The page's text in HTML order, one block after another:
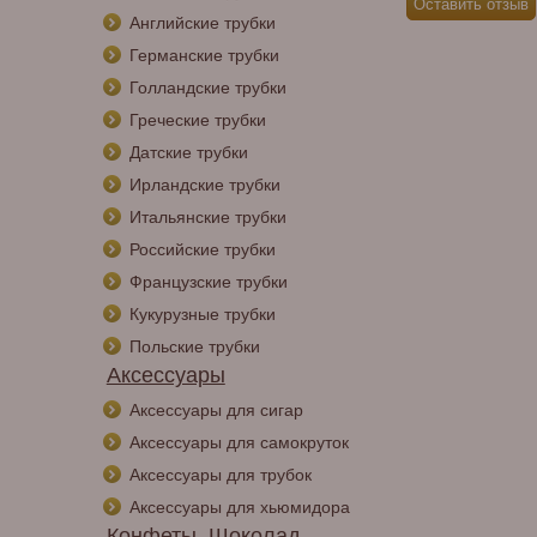
Английские трубки
Германские трубки
Голландские трубки
Греческие трубки
Датские трубки
Ирландские трубки
Итальянские трубки
Российские трубки
Французские трубки
Кукурузные трубки
Польские трубки
Аксессуары
Аксессуары для сигар
Аксессуары для самокруток
Аксессуары для трубок
Аксессуары для хьюмидора